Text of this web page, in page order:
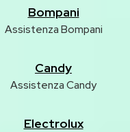
Bompani
Assistenza Bompani
Candy
Assistenza Candy
Electrolux